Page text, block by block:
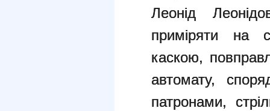
Леонід
приміряти на
каскою,
автомату,
патронами,